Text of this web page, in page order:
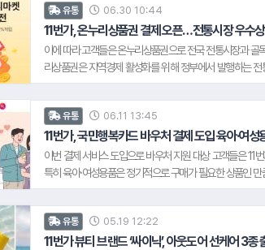
등 다양한 사전판매 혜택을 제공하며, 사전판매 기간
(CASETiFY) 기프트 카드 등 총 4,000만원 상당의 경품을
유통 06.30 10:44
11번가, 온누리상품권 결제 오픈…전통시장 우수
이에 따라 고객들은 온누리상품권으로 전국 전통시장과 골
리상품권은 지역경제 활성화를 위해 정부에서 발행하는
산 소득공제 혜택을 적용받아 보다 합리적인 쇼핑이 가능
약 1,400여 곳이 입점해 18만여 개 상품을 판매하고 있다.
능을 제공하며, 대상 상품에는 전용 플래그를 적용해 보다
유통 06.11 13:45
11번가, 국민행복카드 바우처 결제 도입 육아·여
이번 결제 서비스 도입으로 바우처 지원 대상 고객들은 11
특히 육아·여성용품은 정기적으로 구매가 필요한 상품인
된다. 육아 등으로 외출이 쉽지 않은 고객들도 오프라인 매
보다 편리하게 바우처 혜택을 누릴 수 있다. 바우처 사용을
드사를 선택해 결제하면 된다
유통 05.19 12:22
11번가 뷰티 브랜드 ‘싸이닉’, 아웃도어 선케어 3종